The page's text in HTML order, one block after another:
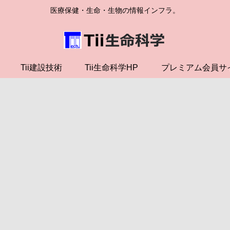
医療保健・生命・生物の情報インフラ。
Tii建設技術 Tii生命科学HP プレミアム会員サ